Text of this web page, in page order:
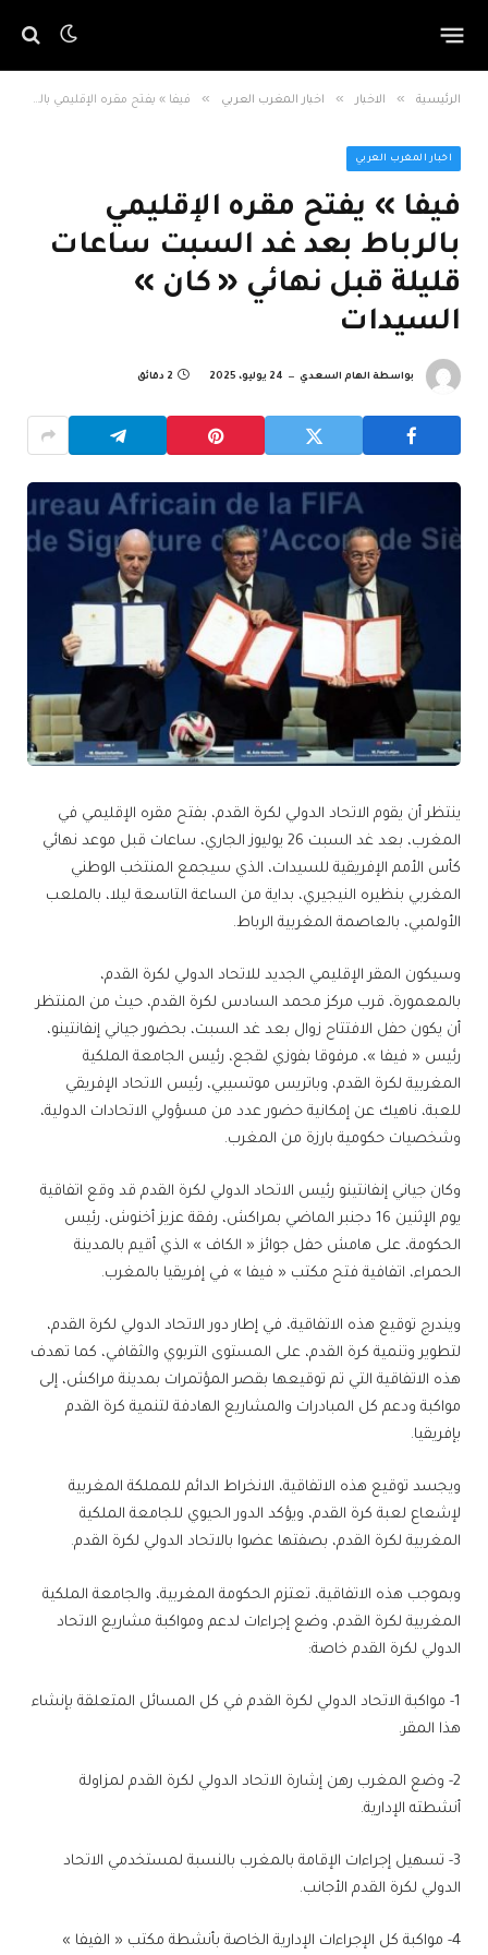
الرئيسية » الاخبار » اخبار المغرب العربي » فيفا » يفتح مقره الإقليمي بالرباط بعد غد السبت ساعات قليلة قبل نهائي « كان » السيدات
اخبار المغرب العربي
فيفا » يفتح مقره الإقليمي
بالرباط بعد غد السبت ساعات
قليلة قبل نهائي « كان »
السيدات
بواسطة الهام السعدي 24 يوليو، 2025 2 دقائق
ينتظر أن يقوم الاتحاد الدولي لكرة القدم، بفتح مقره الإقليمي في
المغرب، بعد غد السبت 26 يوليوز الجاري، ساعات قبل موعد نهائي
كأس الأمم الإفريقية للسيدات، الذي سيجمع المنتخب الوطني
المغربي بنظيره النيجيري، بداية من الساعة التاسعة ليلا، بالملعب
الأولمبي، بالعاصمة المغربية الرباط.
وسيكون المقر الإقليمي الجديد للاتحاد الدولي لكرة القدم،
بالمعمورة، قرب مركز محمد السادس لكرة القدم، حيث من المنتظر
أن يكون حفل الافتتاح زوال بعد غد السبت، بحضور جياني إنفانتينو،
رئيس « فيفا »، مرفوقا بفوزي لقجع، رئيس الجامعة الملكية
المغربية لكرة القدم، وباتريس موتسيبي، رئيس الاتحاد الإفريقي
للعبة، ناهيك عن إمكانية حضور عدد من مسؤولي الاتحادات الدولية،
وشخصيات حكومية بارزة من المغرب.
وكان جياني إنفانتينو رئيس الاتحاد الدولي لكرة القدم قد وقع اتفاقية
يوم الإثنين 16 دجنبر الماضي بمراكش، رفقة عزيز أخنوش، رئيس
الحكومة، على هامش حفل جوائز « الكاف » الذي أقيم بالمدينة
الحمراء، اتفافية فتح مكتب « فيفا » في إفريقيا بالمغرب.
ويندرج توقيع هذه الاتفاقية، في إطار دور الاتحاد الدولي لكرة القدم،
لتطوير وتنمية كرة القدم، على المستوى التربوي والثقافي، كما تهدف
هذه الاتفاقية التي تم توقيعها بقصر المؤتمرات بمدينة مراكش، إلى
مواكبة ودعم كل المبادرات والمشاريع الهادفة لتنمية كرة القدم
بإفريقيا.
ويجسد توقيع هذه الاتفاقية، الانخراط الدائم للمملكة المغربية
لإشعاع لعبة كرة القدم، ويؤكد الدور الحيوي للجامعة الملكية
المغربية لكرة القدم، بصفتها عضوا بالاتحاد الدولي لكرة القدم.
وبموجب هذه الاتفاقية، تعتزم الحكومة المغربية، والجامعة الملكية
المغربية لكرة القدم، وضع إجراءات لدعم ومواكبة مشاريع الاتحاد
الدولي لكرة القدم خاصة:
1- مواكبة الاتحاد الدولي لكرة القدم في كل المسائل المتعلقة بإنشاء
هذا المقر.
2- وضع المغرب رهن إشارة الاتحاد الدولي لكرة القدم لمزاولة
أنشطته الإدارية.
3- تسهيل إجراءات الإقامة بالمغرب بالنسبة لمستخدمي الاتحاد
الدولي لكرة القدم الأجانب.
4- مواكبة كل الإجراءات الإدارية الخاصة بأنشطة مكتب « الفيفا »